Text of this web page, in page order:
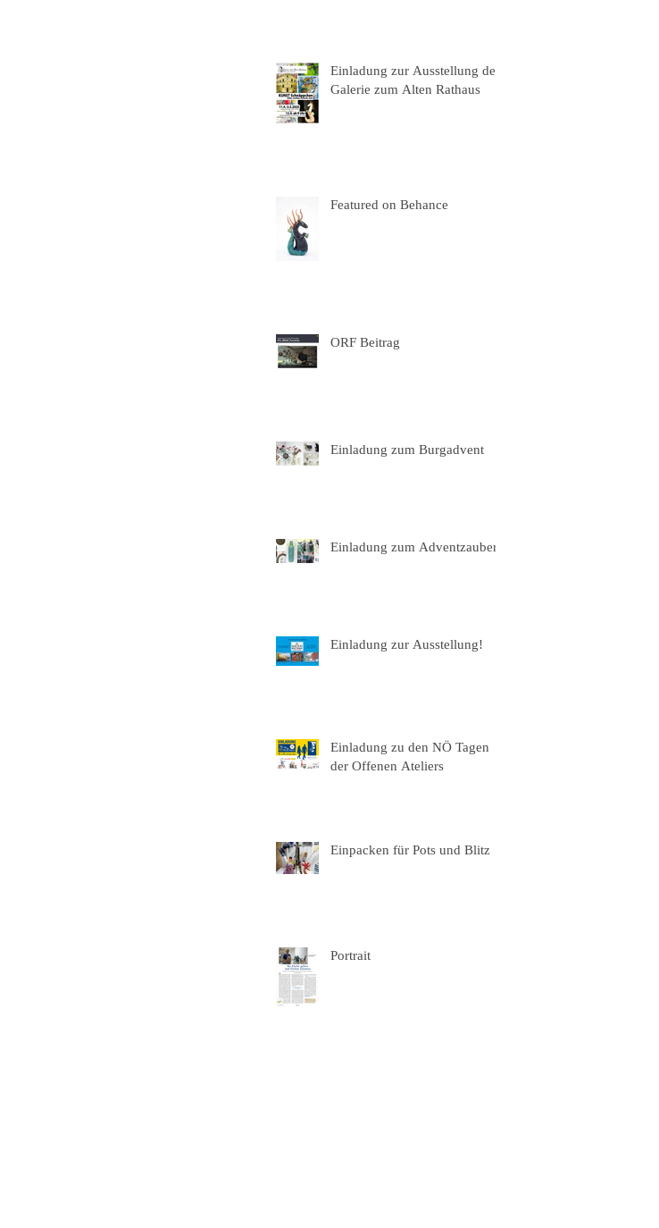
Einladung zur Ausstellung der
Galerie zum Alten Rathaus
Featured on Behance
ORF Beitrag
Einladung zum Burgadvent
Einladung zum Adventzauber
Einladung zur Ausstellung!
Einladung zu den NÖ Tagen
der Offenen Ateliers
Einpacken für Pots und Blitz
Portrait